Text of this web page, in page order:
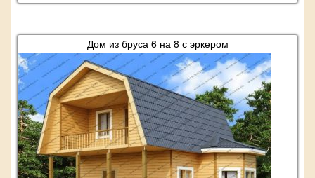
Дом из бруса 6 на 8 с эркером